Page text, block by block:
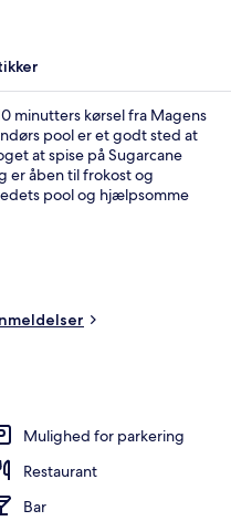
minutters kørsel fra Magens
pool er et godt sted at
at spise på Sugarcane
er åben til frokost og
pool og hjælpsomme
Mulighed for parkering
Restaurant
Bar